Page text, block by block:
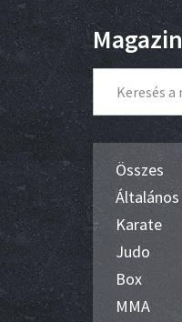
Magazin
Összes
Általános
Karate
Judo
Box
MMA